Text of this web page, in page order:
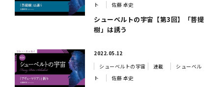
ト
佐藤 卓史
シューベルトの宇宙【第3回】「菩提
樹」は誘う
2022.05.12
シューベルトの宇宙
連載
シューベル
ト
佐藤 卓史